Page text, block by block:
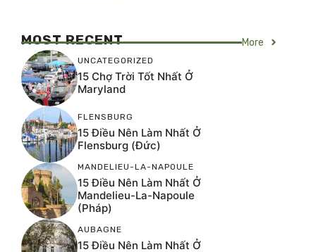
MOST RECENT More
UNCATEGORIZED
15 Chợ Trời Tốt Nhất Ở
Maryland
FLENSBURG
15 Điều Nên Làm Nhất Ở
Flensburg (Đức)
MANDELIEU-LA-NAPOULE
15 Điều Nên Làm Nhất Ở
Mandelieu-La-Napoule
(Pháp)
AUBAGNE
15 Điều Nên Làm Nhất Ở